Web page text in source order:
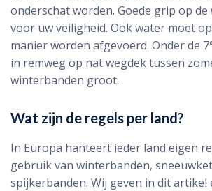
onderschat worden. Goede grip op de
voor uw veiligheid. Ook water moet
manier worden afgevoerd. Onder de
in remweg op nat wegdek tussen
winterbanden groot.
Wat zijn de regels per land?
In Europa hanteert ieder land eigen
gebruik van winterbanden,
spijkerbanden. Wij geven in dit artikel